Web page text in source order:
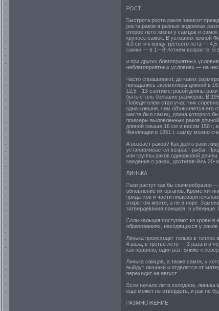
РОСТ
Быстрота роста раков зависит
роста раков в разных водоемах
второе лето жизни у самцов и
крупнее самок. В условиях южной
4,0 см и к концу третьего лета —
самки — в 1—8-летнем возрасте. В
и при других благоприятных
неблагоприятных условиях — на
Часто спрашивают, до каких
попадались экземпляры длиной в
12,5—13-сантиметровой длины
быть столь больших размеров. В
Победителем стал участник
одна клешня, чем объясняется его
месте был самец, длина которого
примеры выловленных раков
длиной свыше 16 см и весом 150 г,
Финляндии в 1951 г. самку можно
А возраст раков? Как долго раки
устанавливается возраст рыбы.
или группы раков одинаковой
сведения о раках, достигав-iiivw 20-
ЛИНЬКА
Раки растут как бы скачкообразно
обновление их органов. Кроме
придатков и части
открытом месте, а не в норе.
затвердевания панциря, в убежище.
Соли кальция поступают из крови
образованиях, находящихся у
Линька происходит только в
4 раза, в третье лето — 3 раза и в
как правило, один раз. Ближе к
Линька самцов, а также самок, у
выйдут личинки и отделятся от
переходит на август.
Если начало лета холодное, линька
еще может не отвердеть, и рак не
РАЗМНОЖЕНИЕ